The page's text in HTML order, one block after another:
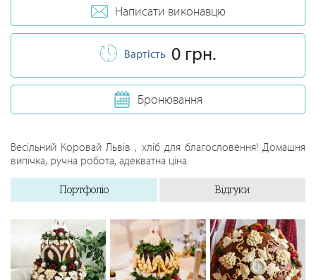
Написати виконавцю
Вартість 0 грн.
Бронювання
Весільний Коровай Львів , хліб для благословення! Домашня
випічка, ручна робота, адекватна ціна.
Портфоліо Відгуки